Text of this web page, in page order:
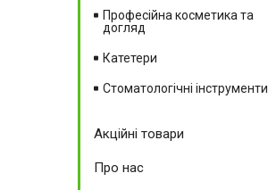
Професійна косметика та
догляд
Катетери
Стоматологічні інструменти
Акційні товари
Про нас